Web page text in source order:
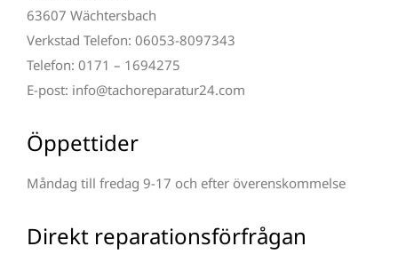
63607 Wächtersbach
Verkstad Telefon: 06053-8097343
Telefon: 0171 – 1694275
E-post: info@tachoreparatur24.com
Öppettider
Måndag till fredag 9-17 och efter överenskommelse
Direkt reparationsförfrågan